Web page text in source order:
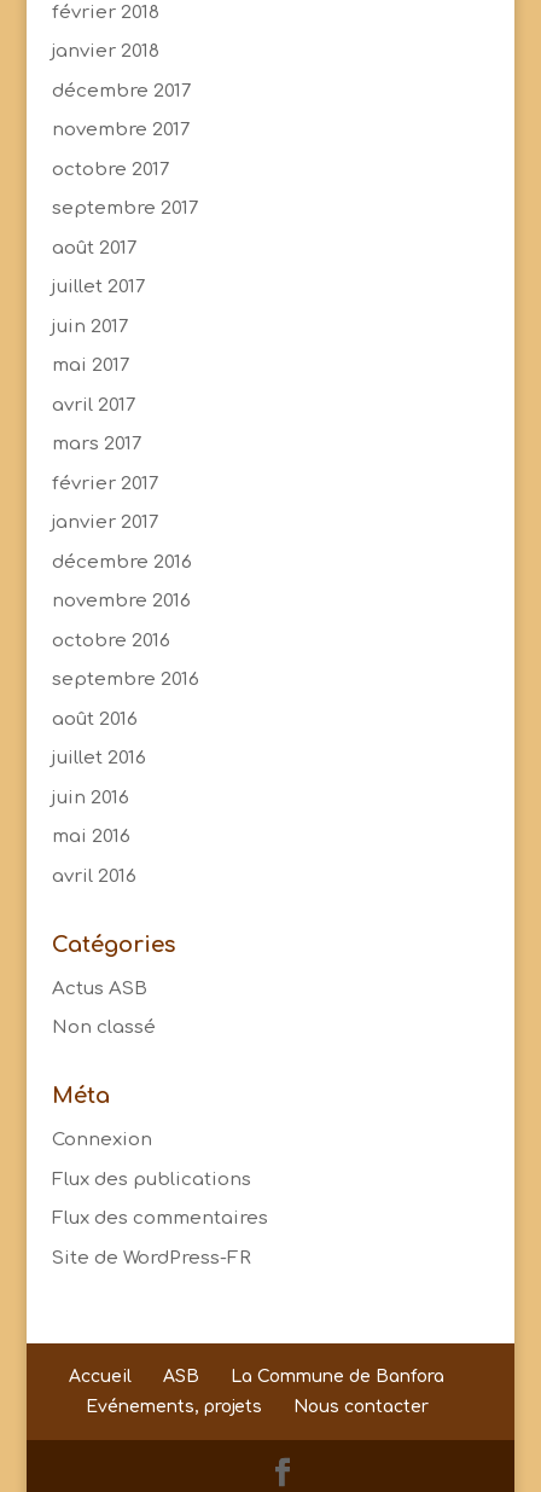
février 2018
janvier 2018
décembre 2017
novembre 2017
octobre 2017
septembre 2017
août 2017
juillet 2017
juin 2017
mai 2017
avril 2017
mars 2017
février 2017
janvier 2017
décembre 2016
novembre 2016
octobre 2016
septembre 2016
août 2016
juillet 2016
juin 2016
mai 2016
avril 2016
Catégories
Actus ASB
Non classé
Méta
Connexion
Flux des publications
Flux des commentaires
Site de WordPress-FR
Accueil ASB
La Commune de Banfora
Evénements, projets
Nous contacter